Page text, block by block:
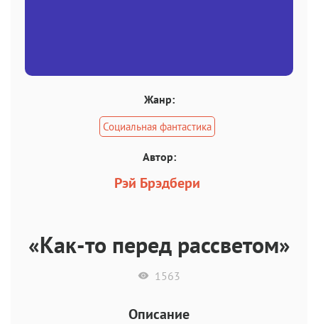
Жанр:
Социальная фантастика
Автор:
Рэй Брэдбери
«Как-то перед рассветом»
1563
Описание